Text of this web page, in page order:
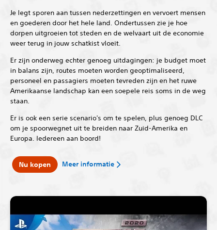
Je legt sporen aan tussen nederzettingen en vervoert mensen
en goederen door het hele land. Ondertussen zie je hoe
dorpen uitgroeien tot steden en de welvaart uit de economie
weer terug in jouw schatkist vloeit.
Er zijn onderweg echter genoeg uitdagingen: je budget moet
in balans zijn, routes moeten worden geoptimaliseerd,
personeel en passagiers moeten tevreden zijn en het ruwe
Amerikaanse landschap kan een soepele reis soms in de weg
staan.
Er is ook een serie scenario's om te spelen, plus genoeg DLC
om je spoorwegnet uit te breiden naar Zuid-Amerika en
Europa. Iedereen aan boord!
Nu kopen Meer informatie